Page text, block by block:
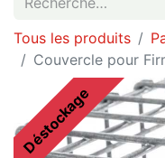
Tous les produits
Couvercle pour
Déstockage